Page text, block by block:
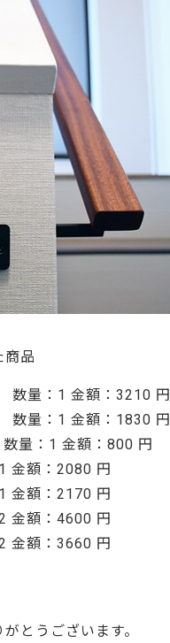
商品
量：1 金額：3210 円
量：1 金額：1830 円
：1 金額：800 円
額：2080 円
額：2170 円
額：4600 円
額：3660 円
とうございます。